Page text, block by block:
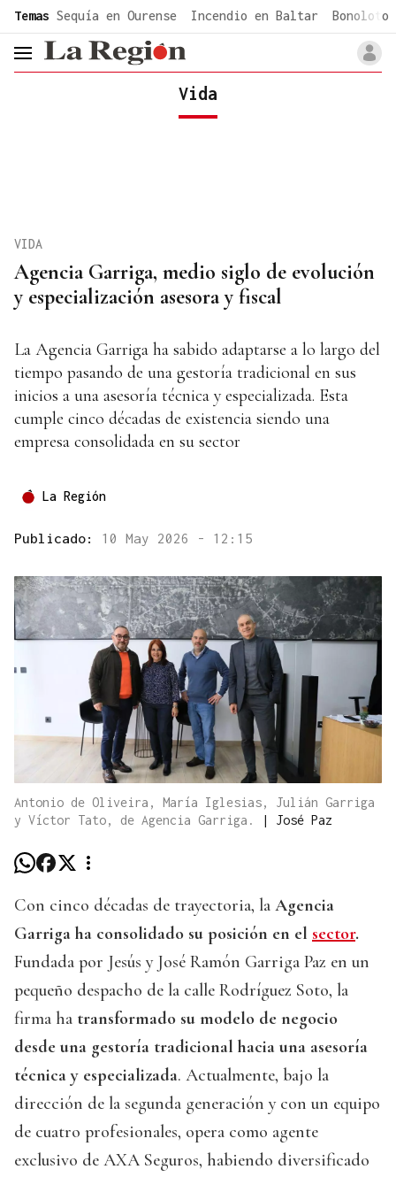
common.go-to-content
Temas Sequía en Ourense Incendio en Baltar Bonoloto
header.menu.open
Vida
Agencia Garriga, medio siglo de evolución
y especialización asesora y fiscal
VIDA
La Agencia Garriga ha sabido adaptarse a lo largo del
tiempo pasando de una gestoría tradicional en sus
inicios a una asesoría técnica y especializada. Esta
cumple cinco décadas de existencia siendo una
empresa consolidada en su sector
La Región
Publicado: 10 May 2026 - 12:15
Antonio de Oliveira, María Iglesias, Julián Garriga
y Víctor Tato, de Agencia Garriga.
| José Paz
Con cinco décadas de trayectoria, la Agencia
Garriga ha consolidado su posición en el sector.
Fundada por Jesús y José Ramón Garriga Paz en un
pequeño despacho de la calle Rodríguez Soto, la
firma ha transformado su modelo de negocio
desde una gestoría tradicional hacia una asesoría
técnica y especializada. Actualmente, bajo la
dirección de la segunda generación y con un equipo
de cuatro profesionales, opera como agente
exclusivo de AXA Seguros, habiendo diversificado